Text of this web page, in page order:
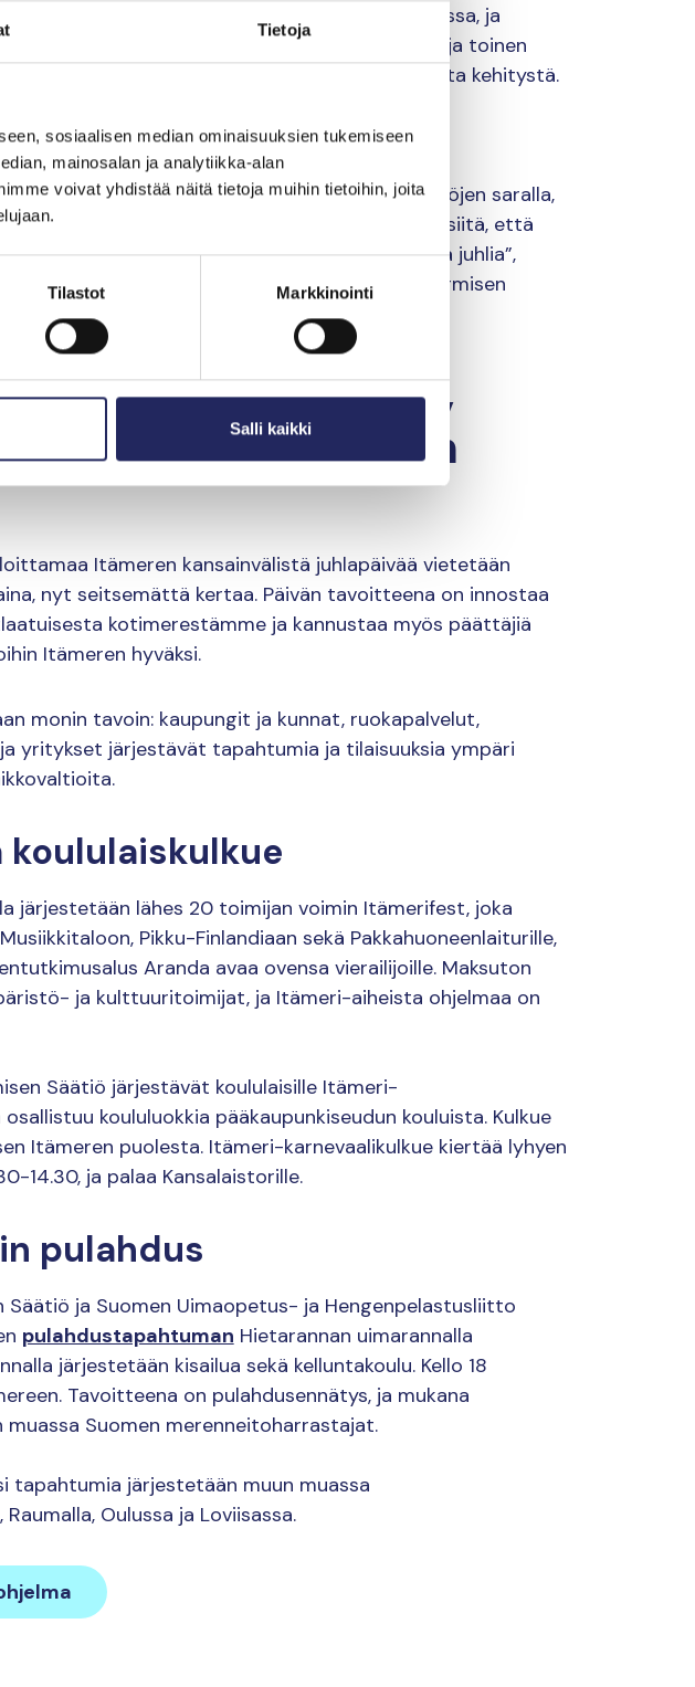
Tietoja
sosiaalisen median ominaisuuksien tukemiseen
mainosalan ja analytiikka-alan
voivat yhdistää näitä tietoja muihin tietoihin, joita
Tilastot Markkinointi
Salli kaikki
Itämeri on monin paikoin huonossa kunnossa, ja
noin neljännes on arvioitu uhanalaisiksi, ja toinen
Ilmastonmuutos uhkaa hidastaa positiivista kehitystä.
riittäviä.
ja haitallisten aineiden päästöjen saralla,
Tutkimustulokset kertovat kuitenkin siitä, että
on ryhdytty. Sitä voimme Itämeripäivänä juhlia”,
koordinaattori
Maija SoljanlahtiJohn Nurmisen
kutsuu festivaaliin,
ja tekoihin meren
Itämeren kansainvälistä juhlapäivää vietetään
nyt seitsemättä kertaa. Päivän tavoitteena on innostaa
kotimerestämme ja kannustaa myös päättäjiä
Itämeren hyväksi.
monin tavoin: kaupungit ja kunnat, ruokapalvelut,
yritykset järjestävät tapahtumia ja tilaisuuksia ympäri
järjestetään lähes 20 toimijan voimin Itämerifest, joka
Pikku-Finlandiaan sekä Pakkahuoneenlaiturille,
Aranda avaa ovensa vierailijoille. Maksuton
ja kulttuuritoimijat, ja Itämeri-aiheista ohjelmaa on
Säätiö järjestävät koululaisille Itämeri-
koululuokkia pääkaupunkiseudun kouluista. Kulkue
Itämeren puolesta. Itämeri-karnevaalikulkue kiertää lyhyen
14.30, ja palaa Kansalaistorille.
pulahdus
Säätiö ja Suomen Uimaopetus- ja Hengenpelastusliitto
pulahdustapahtuman Hietarannan uimarannalla
järjestetään kisailua sekä kelluntakoulu. Kello 18
Tavoitteena on pulahdusennätys, ja mukana
Suomen merenneitoharrastajat.
tapahtumia järjestetään muun muassa
Oulussa ja Loviisassa.